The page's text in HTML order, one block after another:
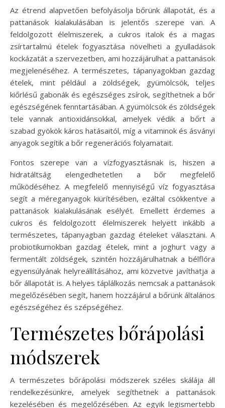
Az étrend alapvetően befolyásolja bőrünk állapotát, és a
pattanások kialakulásában is jelentős szerepe van. A
feldolgozott élelmiszerek, a cukros italok és a magas
zsírtartalmú ételek fogyasztása növelheti a gyulladások
kockázatát a szervezetben, ami hozzájárulhat a pattanások
megjelenéséhez. A természetes, tápanyagokban gazdag
ételek, mint például a zöldségek, gyümölcsök, teljes
kiőrlésű gabonák és egészséges zsírok, segíthetnek a bőr
egészségének fenntartásában. A gyümölcsök és zöldségek
tele vannak antioxidánsokkal, amelyek védik a bőrt a
szabad gyökök káros hatásaitól, míg a vitaminok és ásványi
anyagok segítik a bőr regenerációs folyamatait.
Fontos szerepe van a vízfogyasztásnak is, hiszen a
hidratáltság elengedhetetlen a bőr megfelelő
működéséhez. A megfelelő mennyiségű víz fogyasztása
segít a méreganyagok kiürítésében, ezáltal csökkentve a
pattanások kialakulásának esélyét. Emellett érdemes a
cukros és feldolgozott élelmiszerek helyett inkább a
természetes, tápanyagban gazdag ételeket választani. A
probiotikumokban gazdag ételek, mint a joghurt vagy a
fermentált zöldségek, szintén hozzájárulhatnak a bélflóra
egyensúlyának helyreállításához, ami közvetve javíthatja a
bőr állapotát is. A helyes táplálkozás nemcsak a pattanások
megelőzésében segít, hanem hozzájárul a bőrünk általános
egészségéhez és szépségéhez.
Természetes bőrápolási
módszerek
A természetes bőrápolási módszerek széles skálája áll
rendelkezésünkre, amelyek segíthetnek a pattanások
kezelésében és megelőzésében. Az egyik legismertebb